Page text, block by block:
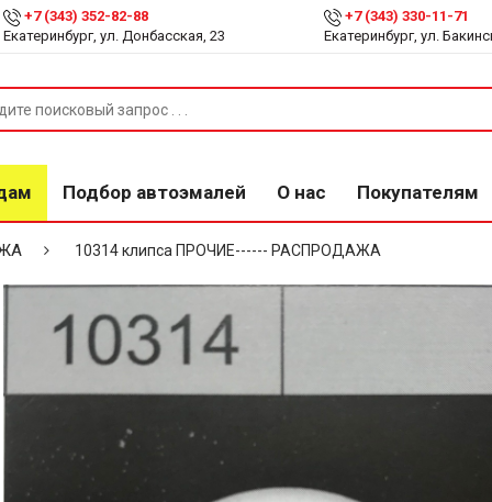
+7 (343) 352-82-88
Екатеринбург, ул. Донбасская, 23
+7 (343) 330-11-71
Екатеринбург, ул.
Подбор автоэмалей О нас Покупателям
10314 клипса ПРОЧИЕ------ РАСПРОДАЖА